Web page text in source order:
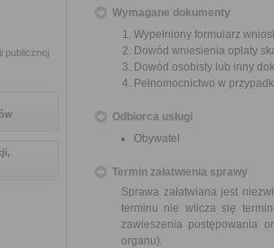
publicznej
Wymagane dokumenty
Wypełniony formularz
Dowód wniesienia opłaty
Dowód osobisty lub inny
Pełnomocnictwo w
Odbiorca usługi
Obywatel
Termin załatwienia sprawy
Sprawa załatwiana jest
terminu nie wlicza się
zawieszenia postępowania
organu).